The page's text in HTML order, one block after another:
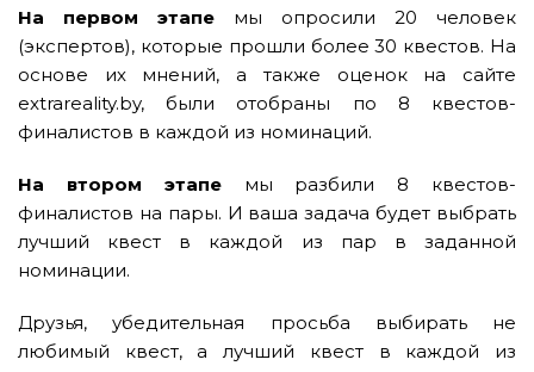
На первом этапе мы опросили 20 человек
(экспертов), которые прошли более 30 квестов. На
основе их мнений, а также оценок на сайте
extrareality.by, были отобраны по 8 квестов-
финалистов в каждой из номинаций.
На втором этапемы разбили 8 квестов-
финалистов на пары. И ваша задача будет выбрать
лучший квест в каждой из пар в заданной
номинации.
Друзья, убедительная просьба выбирать не
любимый квест, а лучший квест в каждой из